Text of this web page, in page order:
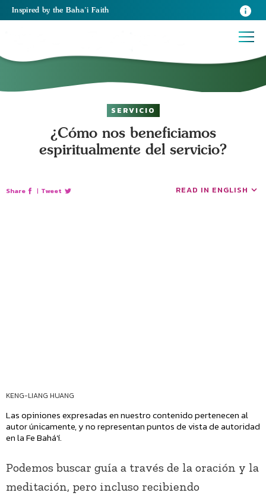
Inspired by the Baha’i Faith
SERVICIO
¿Cómo nos beneficiamos
espiritualmente del servicio?
Share | Tweet READ IN ENGLISH
KENG-LIANG HUANG
Las opiniones expresadas en nuestro contenido pertenecen al
autor únicamente, y no representan puntos de vista de autoridad
en la Fe Bahá’í.
Podemos buscar guía a través de la oración y la
meditación, pero incluso recibiendo